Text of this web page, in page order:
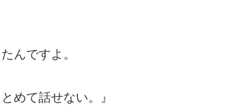
んですよ。
めて話せない。』